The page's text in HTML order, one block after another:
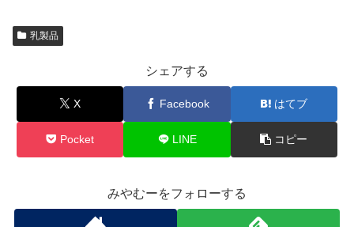
乳製品
シェアする
X Facebook はてブ
Pocket LINE コピー
みやむーをフォローする